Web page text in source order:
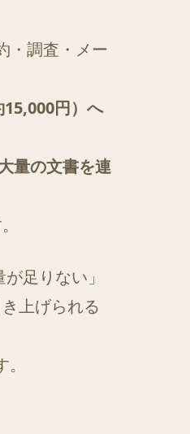
・調査・メー
円）へ
量の文書を連
足りない」
上げられる